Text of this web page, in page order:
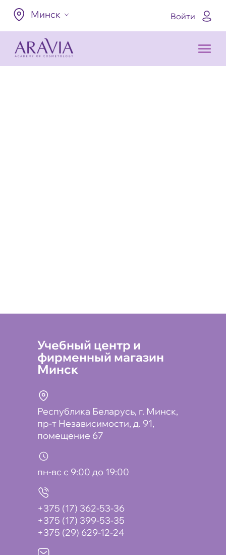
Минск Войти
Учебный центр и
фирменный магазин
Минск
Республика Беларусь, г. Минск,
пр-т Независимости, д. 91,
помещение 67
пн-вс с 9:00 до 19:00
+375 (17) 362-53-36
+375 (17) 399-53-35
+375 (29) 629-12-24